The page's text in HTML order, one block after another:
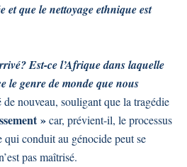
et que le nettoyage ethnique est
Est-ce l’Afrique dans laquelle
le genre de monde que nous
de nouveau, souligant que la tragédie
»car, prévient-il, le processus
qui conduit au génocide peut se
pas maîtrisé.